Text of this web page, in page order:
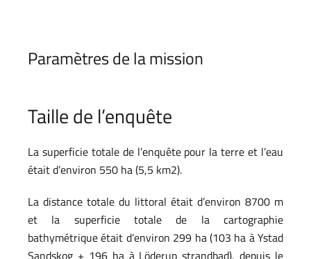
Paramètres de la mission
Taille de l’enquête
La superficie totale de l’enquête pour la terre et l’eau
était d’environ 550 ha (5,5 km2).
La distance totale du littoral était d’environ 8700 m
et la superficie totale de la cartographie
bathymétrique était d’environ 299 ha (103 ha à Ystad
Sandskog + 196 ha à Löderup strandbad), depuis le